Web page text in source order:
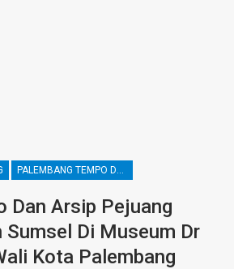
Dan Arsip Pejuang
Sumsel Di Museum Dr
Kota Palembang